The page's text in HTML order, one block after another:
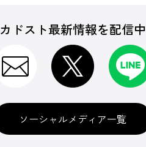
カドスト最新情報を配信中
ソーシャルメディア一覧